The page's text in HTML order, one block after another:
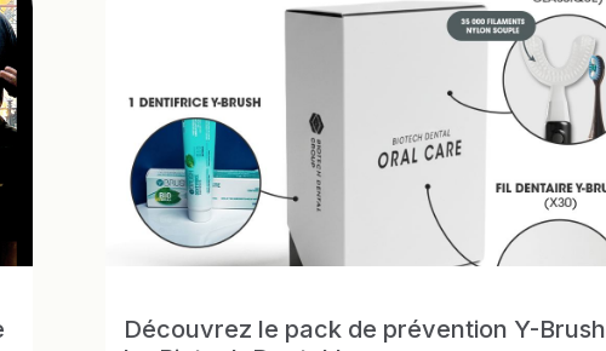
Découvrez le pack de prévention Y-Brush